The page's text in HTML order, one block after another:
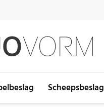
Scheepsbeslag